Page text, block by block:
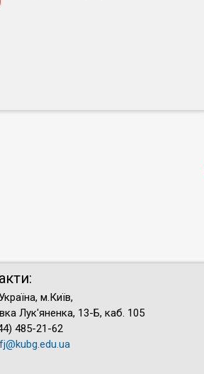
м.Київ,
Лук'яненка, 13-Б, каб. 105
485-21-62
fj@kubg.edu.ua